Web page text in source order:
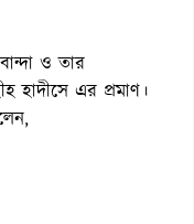
ও তার
হাদীসে এর প্রমাণ।